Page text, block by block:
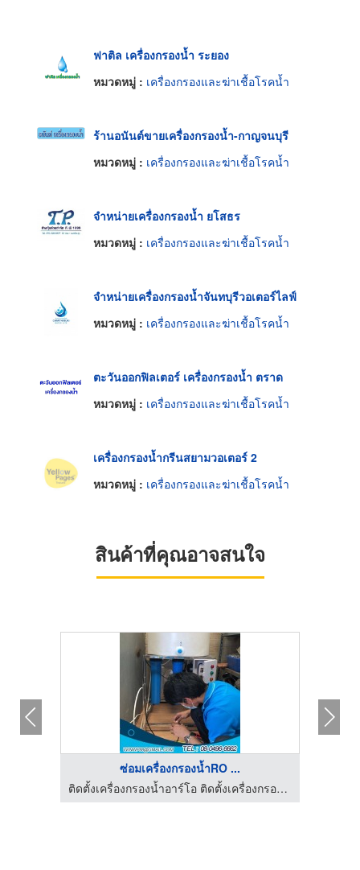
ฟาติล เครื่องกรองน้ำ ระยอง
หมวดหมู่ : เครื่องกรองและฆ่าเชื้อโรคน้ำ
ร้านอนันต์ขายเครื่องกรองน้ำ-กาญจนบุรี
หมวดหมู่ : เครื่องกรองและฆ่าเชื้อโรคน้ำ
จำหน่ายเครื่องกรองน้ำ ยโสธร
หมวดหมู่ : เครื่องกรองและฆ่าเชื้อโรคน้ำ
จำหน่ายเครื่องกรองน้ำจันทบุรีวอเตอร์ไลฟ์
หมวดหมู่ : เครื่องกรองและฆ่าเชื้อโรคน้ำ
ตะวันออกฟิลเตอร์ เครื่องกรองน้ำ ตราด
หมวดหมู่ : เครื่องกรองและฆ่าเชื้อโรคน้ำ
เครื่องกรองน้ำกรีนสยามวอเตอร์ 2
หมวดหมู่ : เครื่องกรองและฆ่าเชื้อโรคน้ำ
สินค้าที่คุณอาจสนใจ
ซ่อมเครื่องกรองน้ำRO ...
ติดตั้งเครื่องกรองน้ำอาร์โอ ติดตั้งเครื่องกรองน้ำดื่มมีนบุรี วินวอเตอร์